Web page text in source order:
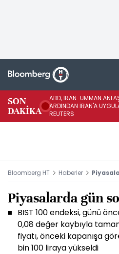
SON
DAKİKA
ABD, İRAN-UMMAN
ARDINDAN İRAN'A
REUTERS
Bloomberg HT Haberler
Piyasalarda gün
BIST 100 endeksi, günü
0,08 değer kaybıyla
fiyatı, önceki kapanışa
bin 100 liraya yükseldi